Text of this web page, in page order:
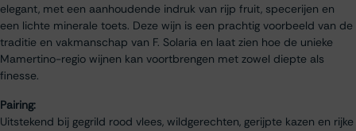
elegant, met een aanhoudende indruk van rijp fruit, specerijen en
een lichte minerale toets. Deze wijn is een prachtig voorbeeld van de
traditie en vakmanschap van F. Solaria en laat zien hoe de unieke
Mamertino-regio wijnen kan voortbrengen met zowel diepte als
finesse.
Pairing:
Uitstekend bij gegrild rood vlees, wildgerechten, gerijpte kazen en rijke